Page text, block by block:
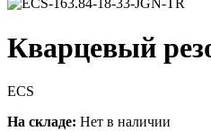
Кварцевый
ECS
На складе: Нет в наличии